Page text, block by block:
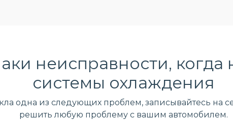
неисправности,
системы охлаждения
одна из следующих проблем, записывайтесь на
решить любую проблему с вашим автомобилем.